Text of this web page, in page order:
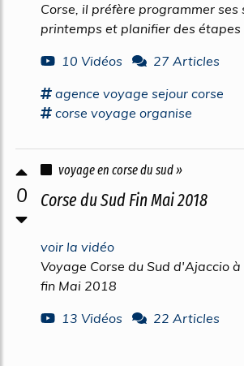
Corse, il préfère programmer ses
printemps et planifier des étapes
10 Vidéos
27 Articles
agence voyage sejour corse
corse voyage organise
0
voyage en corse du sud »
Corse du Sud Fin Mai 2018
voir la vidéo
Voyage Corse du Sud d'Ajaccio
fin Mai 2018
13 Vidéos
22 Articles